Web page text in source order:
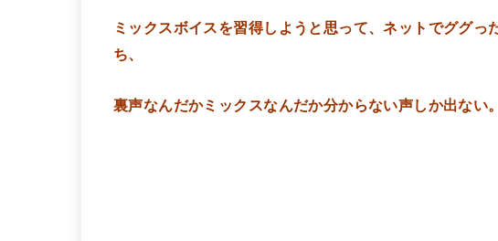
ミックスボイスを習得しようと思って、ネットでググ
ち、
裏声なんだかミックスなんだか分からない声しか出ない